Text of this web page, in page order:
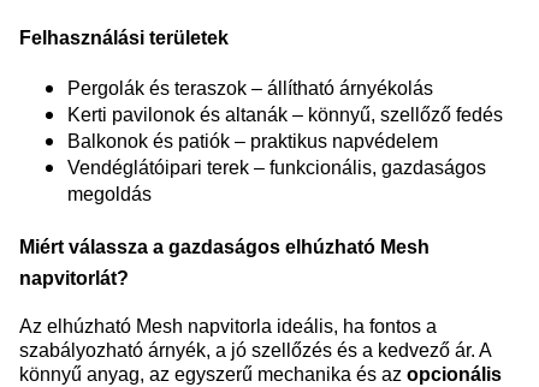
Felhasználási területek
Pergolák és teraszok – állítható árnyékolás
Kerti pavilonok és altanák – könnyű, szellőző fedés
Balkonok és patiók – praktikus napvédelem
Vendéglátóipari terek – funkcionális, gazdaságos
megoldás
Miért válassza a gazdaságos elhúzható Mesh
napvitorlát?
Az elhúzható Mesh napvitorla ideális, ha fontos a
szabályozható árnyék, a jó szellőzés és a kedvező ár. A
könnyű anyag, az egyszerű mechanika és az opcionális